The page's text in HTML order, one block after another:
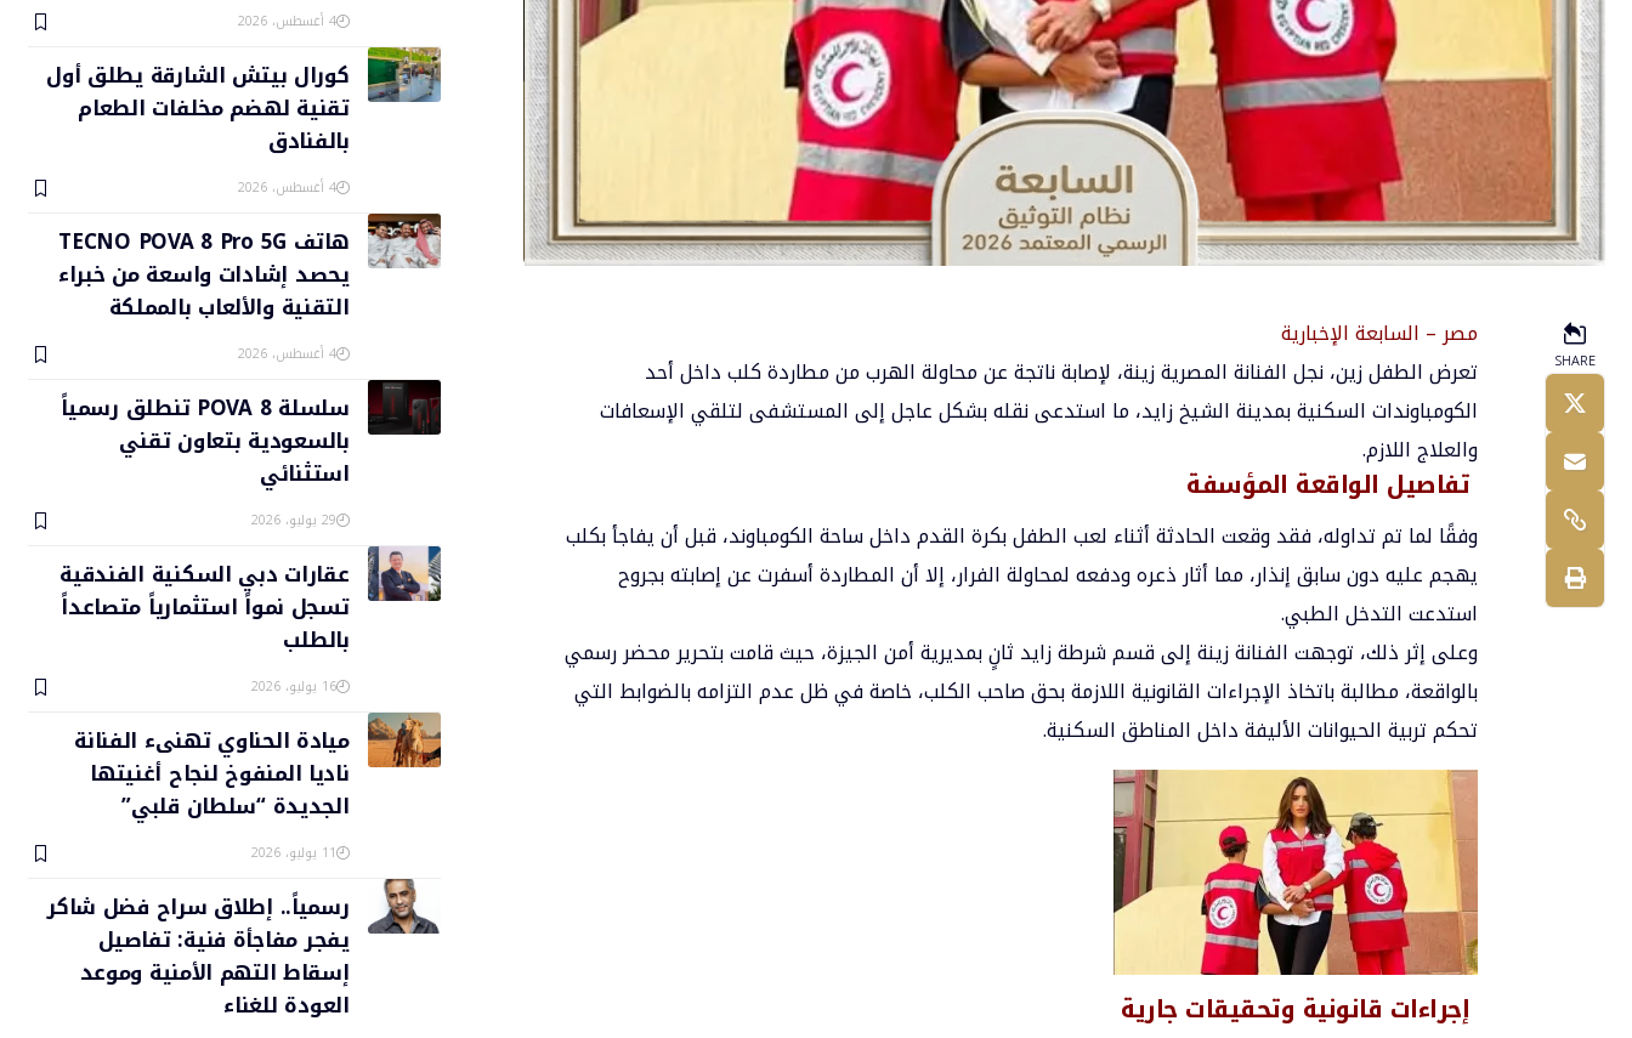
SHARE
مصر – السابعة الإخبارية
تعرض الطفل زين، نجل الفنانة المصرية زينة، لإصابة ناتجة عن محاولة الهرب من مطاردة كلب داخل أحد
الكومباوندات السكنية بمدينة الشيخ زايد، ما استدعى نقله بشكل عاجل إلى المستشفى لتلقي الإسعافات
والعلاج اللازم.
تفاصيل الواقعة المؤسفة
وفقًا لما تم تداوله، فقد وقعت الحادثة أثناء لعب الطفل بكرة القدم داخل ساحة الكومباوند، قبل أن يفاجأ بكلب
يهجم عليه دون سابق إنذار، مما أثار ذعره ودفعه لمحاولة الفرار، إلا أن المطاردة أسفرت عن إصابته بجروح
استدعت التدخل الطبي.
وعلى إثر ذلك، توجهت الفنانة زينة إلى قسم شرطة زايد ثانٍ بمديرية أمن الجيزة، حيث قامت بتحرير محضر رسمي
بالواقعة، مطالبة باتخاذ الإجراءات القانونية اللازمة بحق صاحب الكلب، خاصة في ظل عدم التزامه بالضوابط التي
تحكم تربية الحيوانات الأليفة داخل المناطق السكنية.
إجراءات قانونية وتحقيقات جارية
4 أغسطس، 2026
كورال بيتش الشارقة يطلق أول
تقنية لهضم مخلفات الطعام
بالفنادق
4 أغسطس، 2026
هاتف TECNO POVA 8 Pro 5G
يحصد إشادات واسعة من خبراء
التقنية والألعاب بالمملكة
4 أغسطس، 2026
سلسلة POVA 8 تنطلق رسمياً
بالسعودية بتعاون تقني
استثنائي
29 يوليو، 2026
عقارات دبي السكنية الفندقية
تسجل نمواً استثمارياً متصاعداً
بالطلب
16 يوليو، 2026
ميادة الحناوي تهنىء الفنانة
ناديا المنفوخ لنجاح أغنيتها
الجديدة “سلطان قلبي”
11 يوليو، 2026
رسمياً.. إطلاق سراح فضل شاكر
يفجر مفاجأة فنية: تفاصيل
إسقاط التهم الأمنية وموعد
العودة للغناء